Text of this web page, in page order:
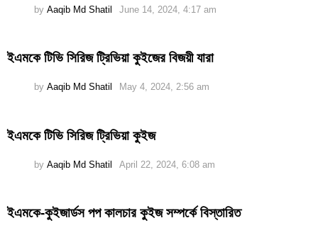
by Aaqib Md Shatil June 14, 2024, 4:17 am
ইএমকে টিভি সিরিজ ট্রিভিয়া কুইজের বিজয়ী যারা
by Aaqib Md Shatil May 4, 2024, 2:56 am
ইএমকে টিভি সিরিজ ট্রিভিয়া কুইজ
by Aaqib Md Shatil April 22, 2024, 6:08 am
ইএমকে-কুইজার্ডস পপ কালচার কুইজ সম্পর্কে বিস্তারিত